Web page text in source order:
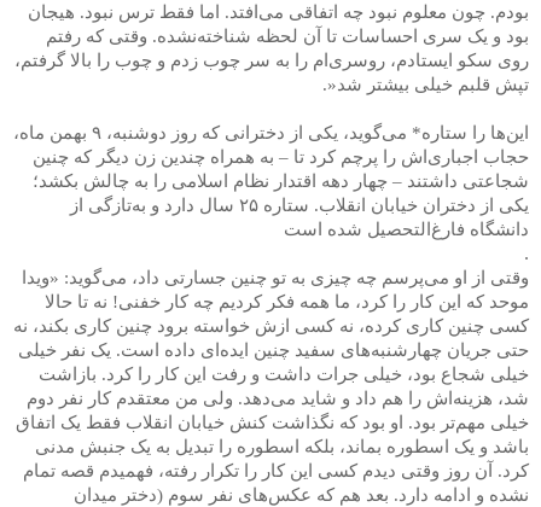
بودم. چون معلوم نبود چه اتفاقی می‌افتد. اما فقط ترس نبود. هیجان
بود و یک سری احساسات تا آن لحظه شناخته‌نشده. وقتی که رفتم
روی سکو ایستادم، روسری‌ام را به سر چوب زدم و چوب را بالا گرفتم،
تپش قلبم خیلی بیشتر شد.»
این‌ها را ستاره* می‌گوید، یکی از دخترانی که روز دوشنبه، ۹ بهمن ماه،
حجاب اجباری‌اش را پرچم کرد تا – به همراه چندین زن دیگر که چنین
شجاعتی داشتند – چهار دهه اقتدار نظام اسلامی را به چالش بکشد؛
یکی از دختران خیابان انقلاب. ستاره ۲۵ سال دارد و به‌تازگی از
دانشگاه فارغ‌التحصیل شده است
.
وقتی از او می‌پرسم چه چیزی به تو چنین جسارتی داد، می‌گوید: «ویدا
موحد که این کار را کرد، ما همه فکر کردیم چه کار خفنی! نه تا حالا
کسی چنین کاری کرده، نه کسی ازش خواسته برود چنین کاری بکند، نه
حتی جریان چهارشنبه‌های سفید چنین ایده‌ای داده است. یک نفر خیلی
خیلی شجاع بود، خیلی جرات داشت و رفت این کار را کرد. بازاشت
شد، هزینه‌اش را هم داد و شاید می‌دهد. ولی من معتقدم کار نفر دوم
خیلی مهم‌تر بود. او بود که نگذاشت کنش خیابان انقلاب فقط یک اتفاق
باشد و یک اسطوره بماند، بلکه اسطوره را تبدیل به یک جنبش مدنی
کرد. آن روز وقتی دیدم کسی این کار را تکرار رفته، فهمیدم قصه تمام
نشده و ادامه دارد. بعد هم که عکس‌های نفر سوم (دختر میدان